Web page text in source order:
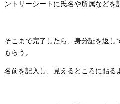
ントリーシートに氏名や所属などを
そこまで完了したら、身分証を返し
もらう。
名前を記入し、見えるところに貼る